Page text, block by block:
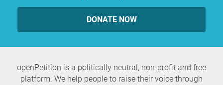
DONATE NOW
openPetition is a politically neutral, non-profit and free
platform. We help people to raise their voice through